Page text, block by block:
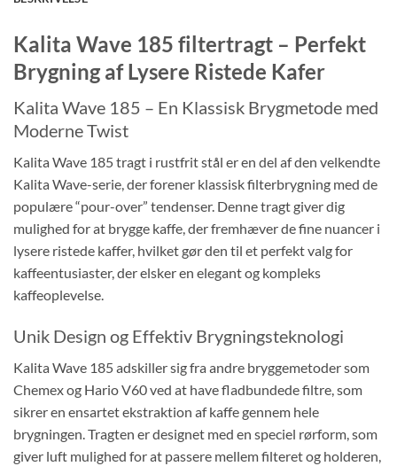
Kalita Wave 185 filtertragt – Perfekt
Brygning af Lysere Ristede Kafer
Kalita Wave 185 – En Klassisk Brygmetode med
Moderne Twist
Kalita Wave 185 tragt i rustfrit stål er en del af den velkendte
Kalita Wave-serie, der forener klassisk filterbrygning med de
populære “pour-over” tendenser. Denne tragt giver dig
mulighed for at brygge kaffe, der fremhæver de fine nuancer i
lysere ristede kaffer, hvilket gør den til et perfekt valg for
kaffeentusiaster, der elsker en elegant og kompleks
kaffeoplevelse.
Unik Design og Effektiv Brygningsteknologi
Kalita Wave 185 adskiller sig fra andre bryggemetoder som
Chemex og Hario V60 ved at have fladbundede filtre, som
sikrer en ensartet ekstraktion af kaffe gennem hele
brygningen. Tragten er designet med en speciel rørform, som
giver luft mulighed for at passere mellem filteret og holderen,